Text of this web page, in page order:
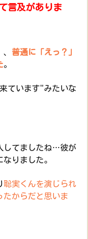
言及がありま
普通に「えっ？」
。
ています"みたいな
してましたね…彼が
りました。
聡実くんを演じられ
たからだと思いま